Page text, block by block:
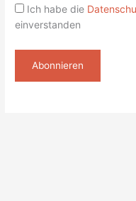
Ich habe die
einverstanden